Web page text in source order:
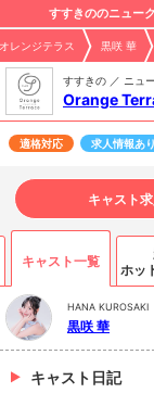
すすきののニュー
レンジテラス 黒咲 華
すすきの ／ ニュ
Orange
適格対応 求人情報あり
キャスト求
キャスト一覧
ホッ
HANA KUROSAKI
黒咲 華
キャスト日記